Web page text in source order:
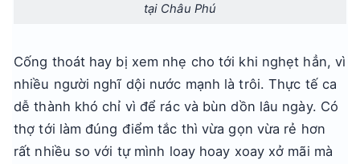
tại Châu Phú
Cống thoát hay bị xem nhẹ cho tới khi nghẹt hẳn, vì
nhiều người nghĩ dội nước mạnh là trôi. Thực tế ca
dễ thành khó chỉ vì để rác và bùn dồn lâu ngày. Có
thợ tới làm đúng điểm tắc thì vừa gọn vừa rẻ hơn
rất nhiều so với tự mình loay hoay xoay xở mãi mà